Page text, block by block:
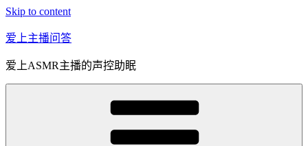
Skip to content
爱上主播问答
爱上ASMR主播的声控助眠